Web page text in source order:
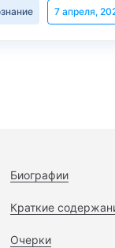
7 апреля,
Биографии
Краткие
Очерки